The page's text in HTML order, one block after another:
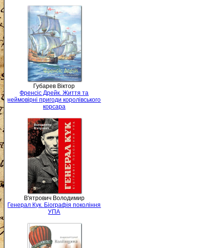
Губарев Віктор
Френсіс Дрейк. Життя та
неймовірні пригоди королівського
корсара
В'ятрович Володимир
Генерал Кук. Біографія покоління
УПА